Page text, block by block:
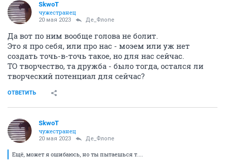
SkwоT
чужестранец
20 мая 2023 Де_Флопе
Да вот по ним вообще голова не болит.
Это я про себя, или про нас - моэем или уж нет
создать точь-в-точь такое, но для нас сейчас.
ТО творчество, та дружба - было тогда, остался ли
творческий потенциал для сейчас?
ОТВЕТИТЬ
SkwоT
чужестранец
20 мая 2023 Де_Флопе
Ещё, может я ошибаюсь, но ты пытаешься т....